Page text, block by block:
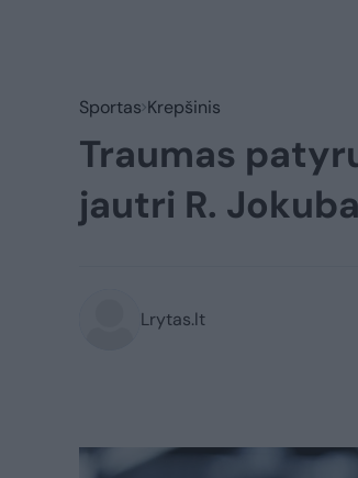
Sportas Krepšinis
Traumas
jautri R.
Lrytas.lt